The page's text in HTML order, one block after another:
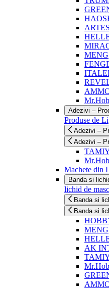
MENG
Adezivi –
Produse de
Adezivi –
Adezivi –
Machete din
Banda si
lichid de
Banda si
Banda si
MENG
AK